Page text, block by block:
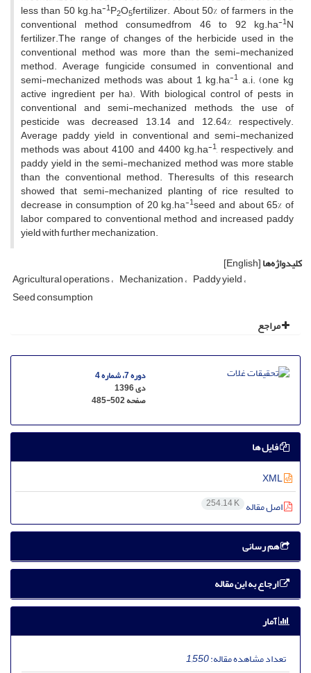
less than 50 kg.ha-1P2O5fertilizer. About 50% of farmers in the
conventional method consumedfrom 46 to 92 kg.ha-1N
fertilizer.The range of changes of the herbicide used in the
conventional method was more than the semi-mechanized
method. Average fungicide consumed in conventional and
semi-mechanized methods was about 1 kg.ha-1 a.i. (one kg
active ingredient per ha). With biological control of pests in
conventional and semi-mechanized methods, the use of
pesticide was decreased 13.14 and 12.64%, respectively.
Average paddy yield in conventional and semi-mechanized
methods was about 4100 and 4400 kg.ha-1, respectively, and
paddy yield in the semi-mechanized method was more stable
than the conventional method. Theresults of this research
showed that semi-mechanized planting of rice resulted to
decrease in consumption of 20 kg.ha-1seed and about 65% of
labor compared to conventional method and increased paddy
yield with further mechanization.
کلیدواژه‌ها[English]
Agricultural operations Mechanization Paddy yield
Seed consumption
مراجع
دوره 7، شماره 4
دی 1396
صفحه485-502
فایل ها
اصل مقاله 254.14 K
هم رسانی
ارجاع به این مقاله
آمار
تعداد مشاهده مقاله:1,550